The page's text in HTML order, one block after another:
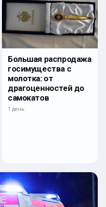
Большая распродажа
госимущества с
молотка: от
драгоценностей до
самокатов
1 день